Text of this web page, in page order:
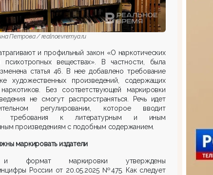
Петрова / realnoevremya.ru
и профильный закон «О наркотических
психотропных веществах». В частности, была
статья 46. В нее добавлено требование
художественных произведений, содержащих
Без соответствующей маркировки
не смогут распространяться. Речь идет
регулировании, которое вводит
требования к литературным и иным
произведениям с подобным содержанием.
маркировать издатели
формат маркировки утвер­ждены
России от 20.05.2025 №475. Как следует